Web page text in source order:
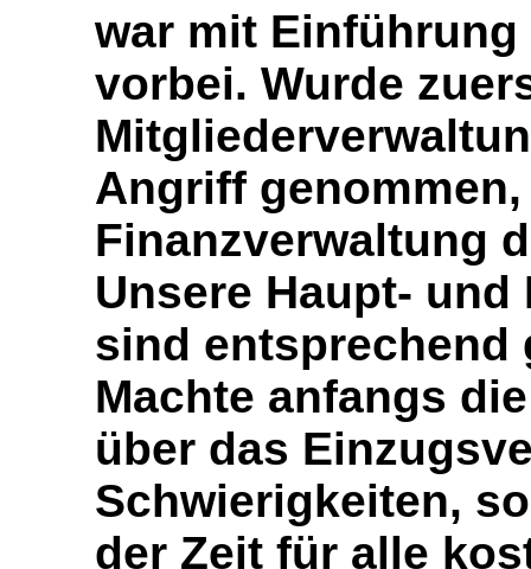
war mit
vorbei. Wurde
Angriff
Finanzverwaltung
Unsere Haupt-
sind entsprechend
Machte anfangs
über das
Schwierigkeiten,
der Zeit für alle